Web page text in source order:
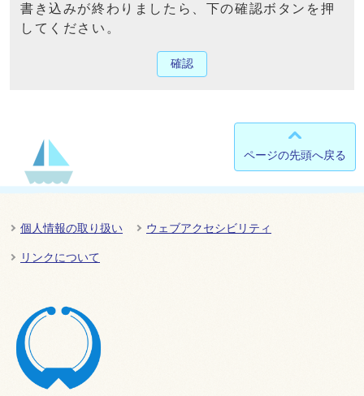
書き込みが終わりましたら、下の確認ボタンを押
してください。
確認
ページの先頭へ戻る
個人情報の取り扱い ウェブアクセシビリティ
リンクについて